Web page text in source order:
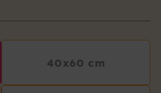
40x60 cm